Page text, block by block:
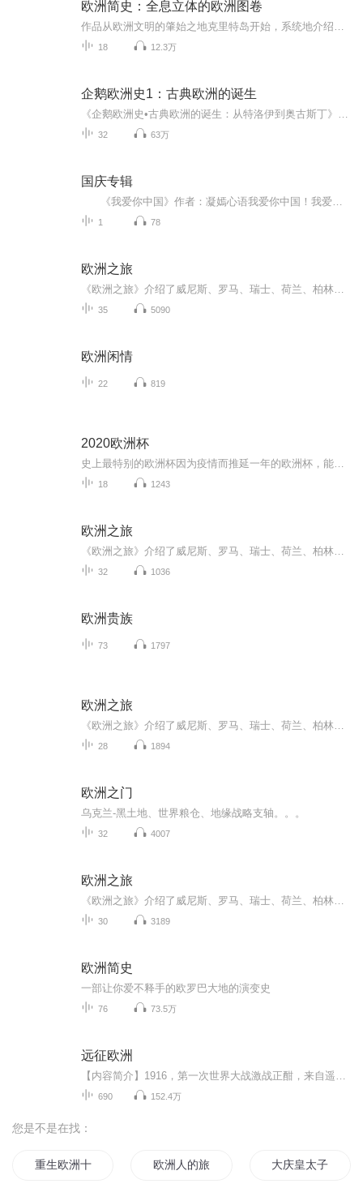
欧洲简史：全息立体的欧洲图卷
18 12.3万
企鹅欧洲史1：古典欧洲的诞生
32 63万
国庆专辑
1 78
欧洲之旅
35 5090
欧洲闲情
22 819
2020欧洲杯
18 1243
欧洲之旅
32 1036
欧洲贵族
73 1797
欧洲之旅
28 1894
欧洲之门
乌克兰-黑土地、世界粮仓、地缘战略支轴。。。
32 4007
欧洲之旅
30 3189
欧洲简史
一部让你爱不释手的欧罗巴大地的演变史
76 73.5万
远征欧洲
690 152.4万
您是不是在找：
重生欧洲十六世纪 欧洲人的旅途 大庆皇太子